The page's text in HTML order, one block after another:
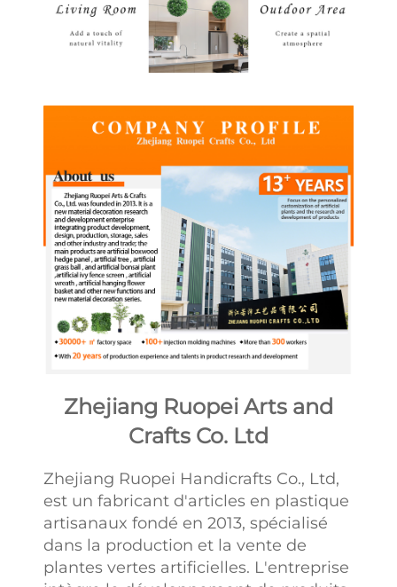
Zhejiang Ruopei Arts and
Crafts Co. Ltd
Zhejiang Ruopei Handicrafts Co., Ltd,
est un fabricant d'articles en plastique
artisanaux fondé en 2013, spécialisé
dans la production et la vente de
plantes vertes artificielles. L'entreprise